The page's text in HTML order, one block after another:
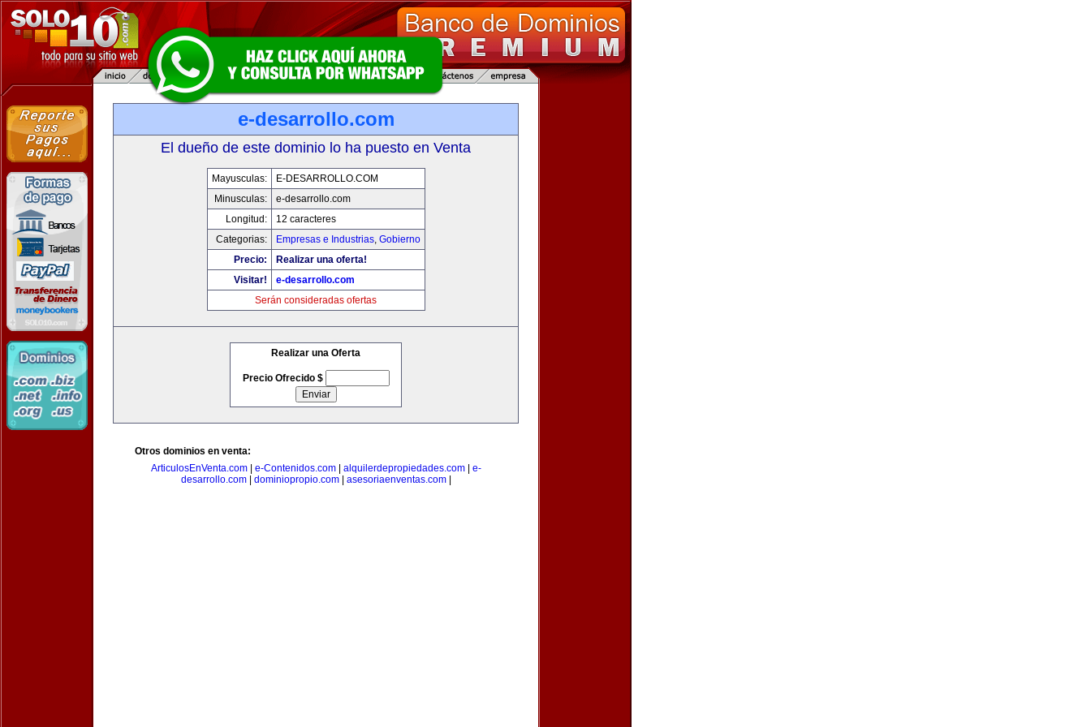
e-desarrollo.com
El dueño de este dominio lo ha puesto en Venta
Mayusculas:
E-DESARROLLO.COM
Minusculas:
e-desarrollo.com
Longitud:
12 caracteres
Categorias:
Empresas e Industrias, Gobierno
Precio:
Realizar una oferta!
Visitar!
e-desarrollo.com
Serán consideradas ofertas
Realizar una Oferta
Precio Ofrecido $
Otros dominios en venta:
ArticulosEnVenta.com| e-Contenidos.com| alquilerdepropiedades.com| e-
desarrollo.com| dominiopropio.com| asesoriaenventas.com|